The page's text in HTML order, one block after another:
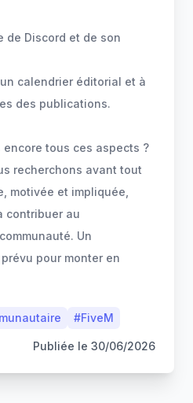
de Discord et de son
calendrier éditorial et à
des publications.
tous ces aspects ?
recherchons avant tout
motivée et impliquée,
contribuer au
Un
pour monter en
#FiveM
Publiée le 30/06/2026